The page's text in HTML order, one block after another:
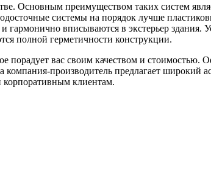
Основным преимуществом таких систем
системы на порядок лучше
вписываются в экстерьер здания.
полной герметичности конструкции.
вас своим качеством и стоимостью.
производитель предлагает широкий
корпоративным клиентам.